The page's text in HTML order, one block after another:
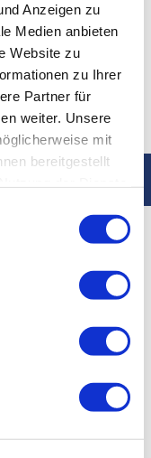
Anzeigen zu
Medien anbieten
Website zu
zu Ihrer
Partner für
weiter. Unsere
mit
bereitgestellt